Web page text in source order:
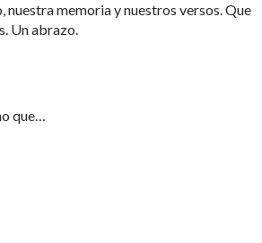
nuestra memoria y nuestros versos. Que
Un abrazo.
que…